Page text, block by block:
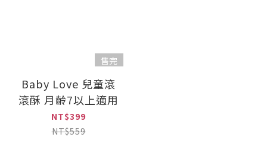
售完
Baby Love 兒童滾
滾酥 月齡7以上適用
NT$399
NT$559